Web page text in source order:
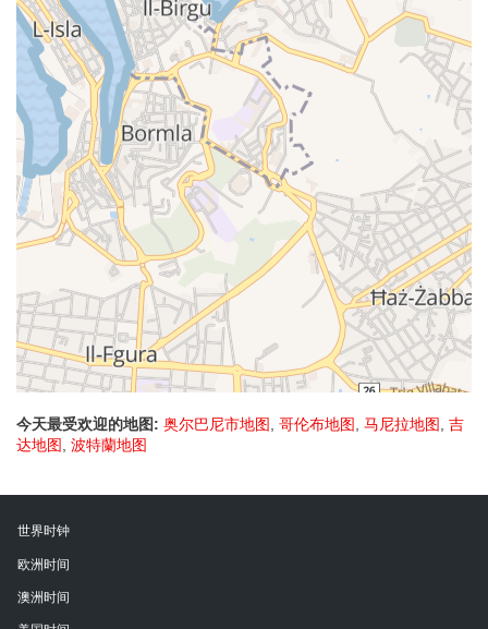
今天最受欢迎的地图: 奥尔巴尼市地图, 哥伦布地图, 马尼拉地图, 吉
达地图, 波特蘭地图
世界时钟
欧洲时间
澳洲时间